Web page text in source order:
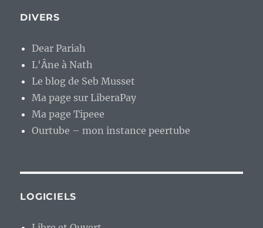
DIVERS
Dear Pariah
L'Âne à Nath
Le blog de Seb Musset
Ma page sur LiberaPay
Ma page Tipeee
Ourtube – mon instance peertube
LOGICIELS